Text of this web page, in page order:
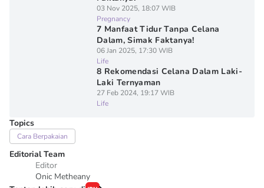
03 Nov 2025, 18:07 WIB
Pregnancy
7 Manfaat Tidur Tanpa Celana
Dalam, Simak Faktanya!
06 Jan 2025, 17:30 WIB
Life
8 Rekomendasi Celana Dalam Laki-
Laki Ternyaman
27 Feb 2024, 19:17 WIB
Life
Topics
Cara Berpakaian
Editorial Team
Editor
Onic Metheany